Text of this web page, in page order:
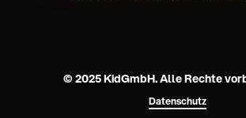
© 2025 KidGmbH. Alle Rechte
Datenschutz